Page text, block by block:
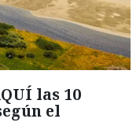
las 10
el